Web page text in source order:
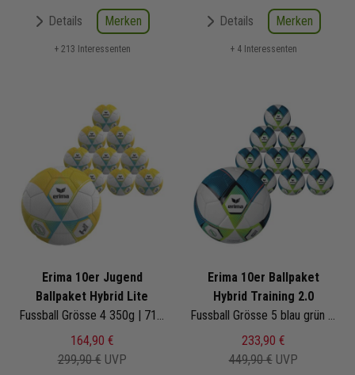
Details Merken
+ 213 Interessenten
Details Merken
+ 4 Interessenten
Erima 10er Jugend
Ballpaket Hybrid Lite
Fussball Grösse 4 350g | 7192605
164,90 €
299,90 € UVP
Erima 10er Ballpaket
Hybrid Training 2.0
Fussball Grösse 5 blau grün | 7192402
233,90 €
449,90 € UVP